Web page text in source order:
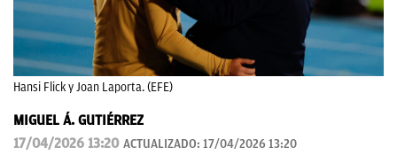
Hansi Flick y Joan Laporta. (EFE)
MIGUEL Á. GUTIÉRREZ
17/04/2026 13:20 ACTUALIZADO: 17/04/2026 13:20